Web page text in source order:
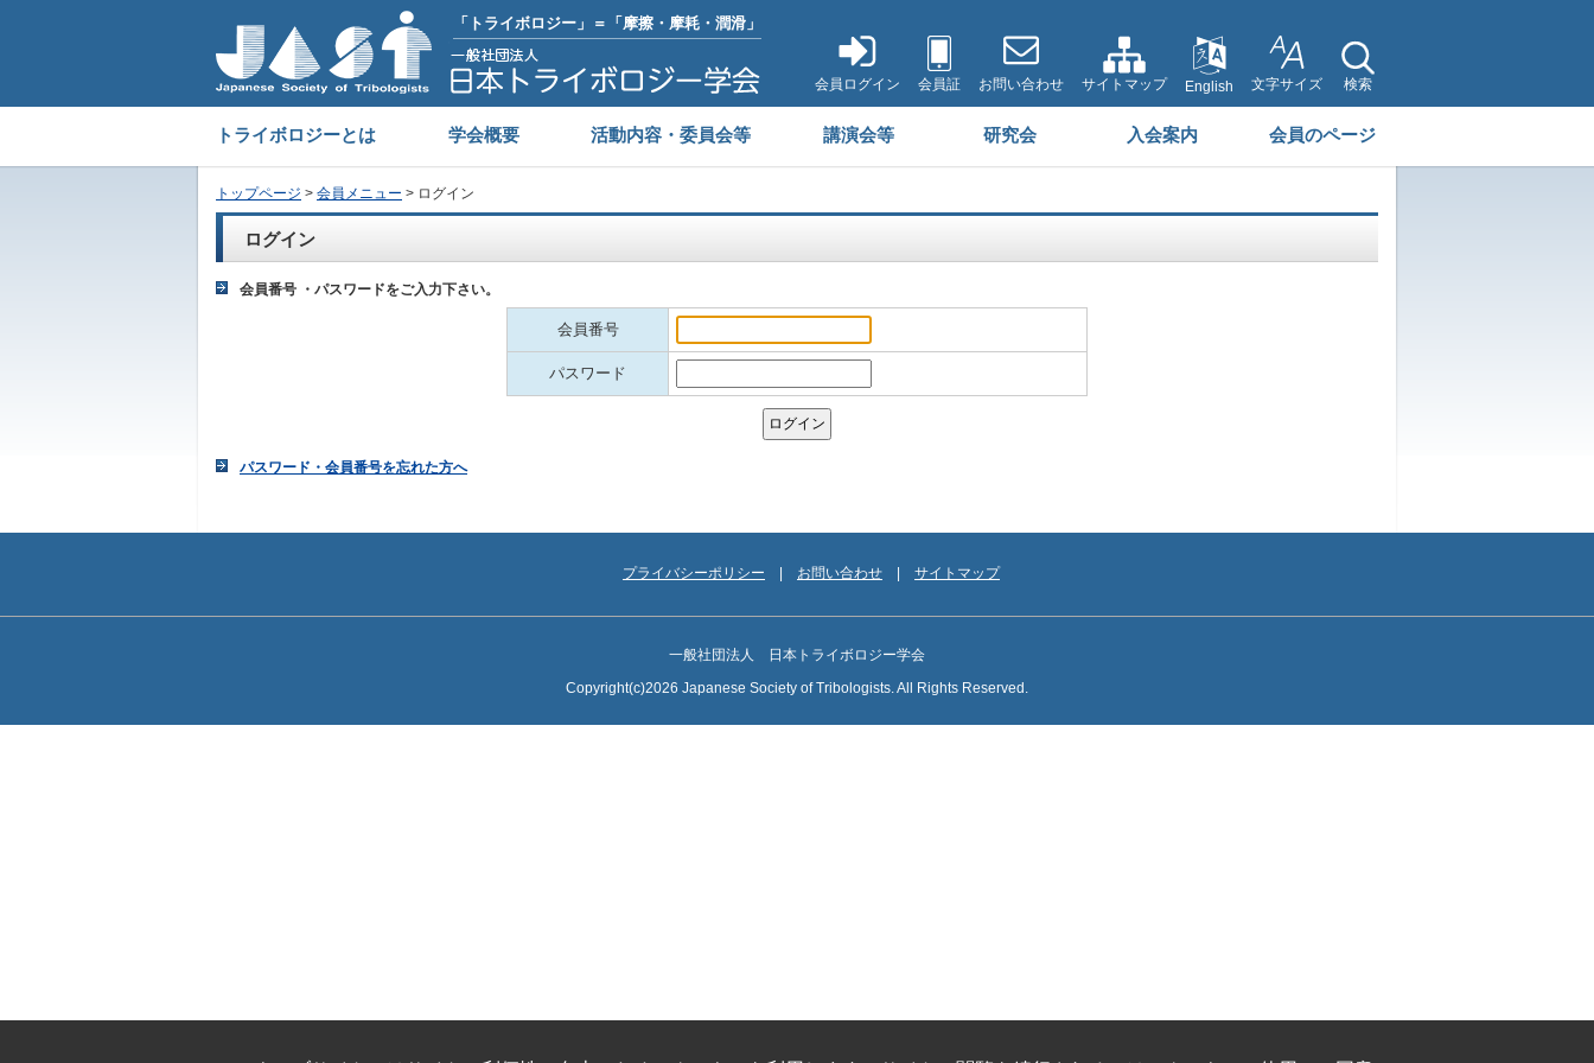
「トライボロジー」＝「摩擦・摩耗・潤滑」
会員ログイン 会員証 お問い合わせ サイトマップ English 文字サイズ 検索
トライボロジーとは 学会概要 活動内容・委員会等 講演会等 研究会 入会案内 会員のページ
トップページ > 会員メニュー > ログイン
ログイン
会員番号 ・パスワードをご入力下さい。
会員番号
パスワード
パスワード・会員番号を忘れた方へ
プライバシーポリシー お問い合わせ サイトマップ
一般社団法人 日本トライボロジー学会
Copyright(c)2026 Japanese Society of Tribologists. All Rights Reserved.